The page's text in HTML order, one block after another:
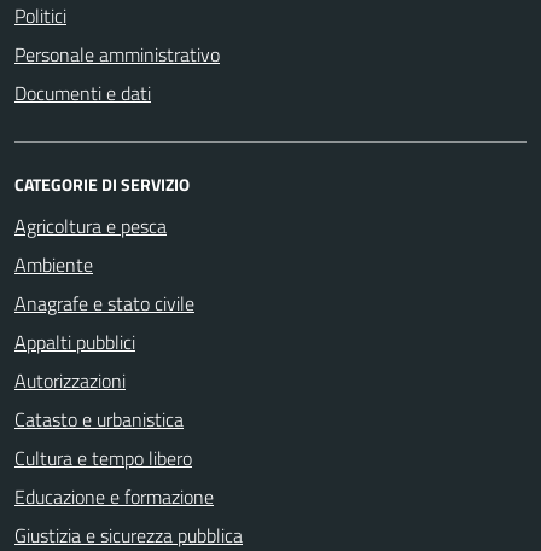
Politici
Personale amministrativo
Documenti e dati
CATEGORIE DI SERVIZIO
Agricoltura e pesca
Ambiente
Anagrafe e stato civile
Appalti pubblici
Autorizzazioni
Catasto e urbanistica
Cultura e tempo libero
Educazione e formazione
Giustizia e sicurezza pubblica